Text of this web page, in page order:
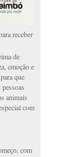
receber
de
emoção e
que
animais
com
com